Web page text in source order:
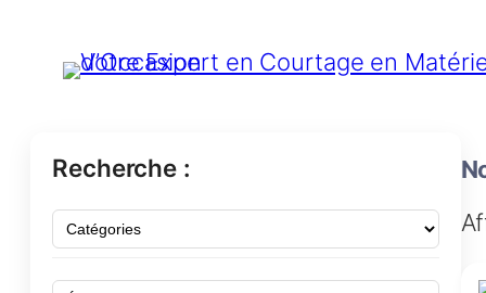
Recherche :